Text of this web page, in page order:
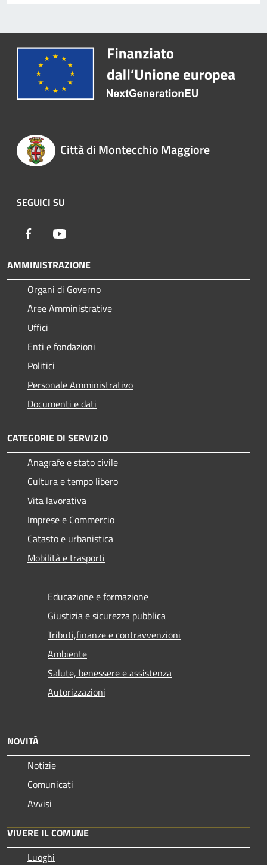
Città di Montecchio Maggiore
SEGUICI SU
Facebook
AMMINISTRAZIONE
Organi di Governo
Aree Amministrative
Uffici
Enti e fondazioni
Politici
Personale Amministrativo
Documenti e dati
CATEGORIE DI SERVIZIO
Anagrafe e stato civile
Cultura e tempo libero
Vita lavorativa
Imprese e Commercio
Catasto e urbanistica
Mobilità e trasporti
Educazione e formazione
Giustizia e sicurezza pubblica
Tributi,finanze e contravvenzioni
Ambiente
Salute, benessere e assistenza
Autorizzazioni
NOVITÀ
Notizie
Comunicati
Avvisi
VIVERE IL COMUNE
Luoghi